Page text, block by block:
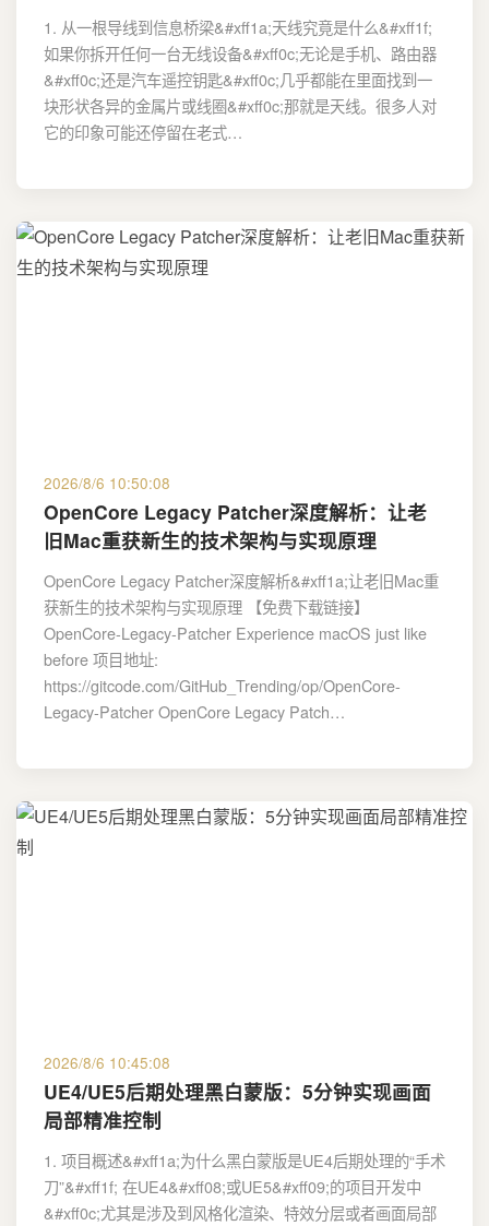
1. 从一根导线到信息桥梁&#xff1a;天线究竟是什么&#xff1f;
如果你拆开任何一台无线设备&#xff0c;无论是手机、路由器
&#xff0c;还是汽车遥控钥匙&#xff0c;几乎都能在里面找到一
块形状各异的金属片或线圈&#xff0c;那就是天线。很多人对
它的印象可能还停留在老式…
2026/8/6 10:50:08
OpenCore Legacy Patcher深度解析：让老
旧Mac重获新生的技术架构与实现原理
OpenCore Legacy Patcher深度解析&#xff1a;让老旧Mac重
获新生的技术架构与实现原理 【免费下载链接】
OpenCore-Legacy-Patcher Experience macOS just like
before 项目地址:
https://gitcode.com/GitHub_Trending/op/OpenCore-
Legacy-Patcher OpenCore Legacy Patch…
2026/8/6 10:45:08
UE4/UE5后期处理黑白蒙版：5分钟实现画面
局部精准控制
1. 项目概述&#xff1a;为什么黑白蒙版是UE4后期处理的“手术
刀”&#xff1f; 在UE4&#xff08;或UE5&#xff09;的项目开发中
&#xff0c;尤其是涉及到风格化渲染、特效分层或者画面局部